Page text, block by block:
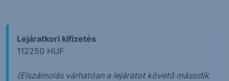
Lejáratkori kifizetés
112250 HUF
(Elszámolás várhatóan a lejáratot követő második